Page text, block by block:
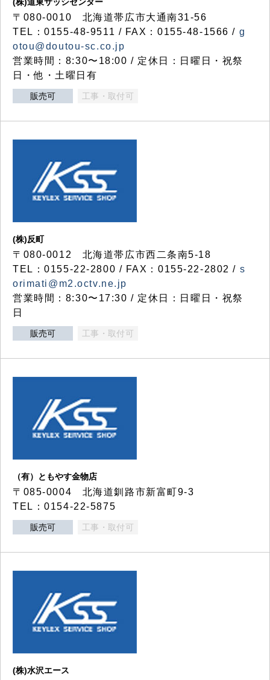
〒080-0010 北海道帯広市大通南31-56
TEL：0155-48-9511 / FAX：0155-48-1566 / g
otou@doutou-sc.co.jp
営業時間：8:30〜18:00 / 定休日：日曜日・祝祭
日・他・土曜日有
販売可 工事・取付可
(株)反町
〒080-0012 北海道帯広市西二条南5-18
TEL：0155-22-2800 / FAX：0155-22-2802 / s
orimati@m2.octv.ne.jp
営業時間：8:30〜17:30 / 定休日：日曜日・祝祭
日
販売可 工事・取付可
（有）ともやす金物店
〒085-0004 北海道釧路市新富町9-3
TEL：0154-22-5875
販売可 工事・取付可
(株)水沢エース